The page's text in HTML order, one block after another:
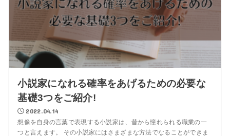
小説家になれる確率をあげるための必要な
基礎3つをご紹介!
2022.04.14
想像を自身の言葉で表現する小説家は、昔から憧れられる職業の一
つと言えます。 その小説家にはさまざまな方法でなることができま